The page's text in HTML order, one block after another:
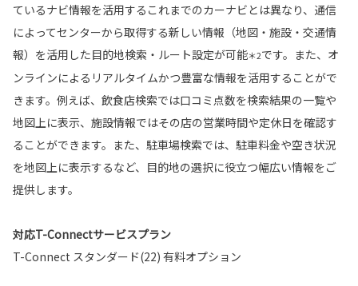
ているナビ情報を活用するこれまでのカーナビとは異なり、通信
によってセンターから取得する新しい情報（地図・施設・交通情
報）を活用した目的地検索・ルート設定が可能＊2です。また、オ
ンラインによるリアルタイムかつ豊富な情報を活用することがで
きます。例えば、飲食店検索では口コミ点数を検索結果の一覧や
地図上に表示、施設情報ではその店の営業時間や定休日を確認す
ることができます。また、駐車場検索では、駐車料金や空き状況
を地図上に表示するなど、目的地の選択に役立つ幅広い情報をご
提供します。
対応T-Connectサービスプラン
T-Connect スタンダード(22) 有料オプション